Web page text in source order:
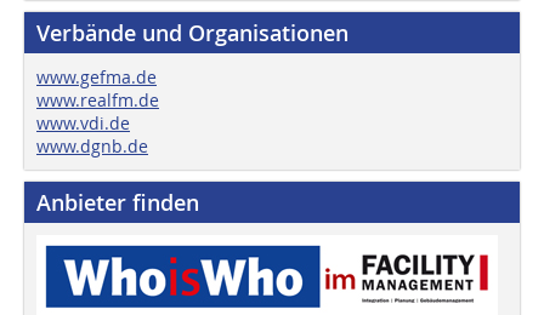
Verbände und Organisationen
www.gefma.de
www.realfm.de
www.vdi.de
www.dgnb.de
Anbieter finden